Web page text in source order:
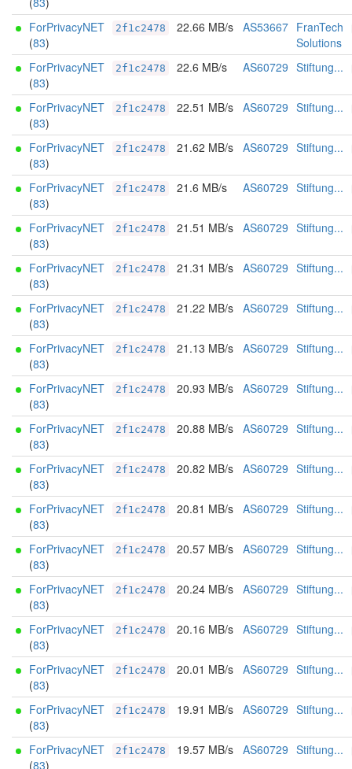
ForPrivacyNET
(83)
2f1c2478 22.66 MB/s AS53667 FranTech
Solutions
ForPrivacyNET
(83)
2f1c2478 22.6 MB/s AS60729 Stiftung...
ForPrivacyNET
(83)
2f1c2478 22.51 MB/s AS60729 Stiftung...
ForPrivacyNET
(83)
2f1c2478 21.62 MB/s AS60729 Stiftung...
ForPrivacyNET
(83)
2f1c2478 21.6 MB/s AS60729 Stiftung...
ForPrivacyNET
(83)
2f1c2478 21.51 MB/s AS60729 Stiftung...
ForPrivacyNET
(83)
2f1c2478 21.31 MB/s AS60729 Stiftung...
ForPrivacyNET
(83)
2f1c2478 21.22 MB/s AS60729 Stiftung...
ForPrivacyNET
(83)
2f1c2478 21.13 MB/s AS60729 Stiftung...
ForPrivacyNET
(83)
2f1c2478 20.93 MB/s AS60729 Stiftung...
ForPrivacyNET
(83)
2f1c2478 20.88 MB/s AS60729 Stiftung...
ForPrivacyNET
(83)
2f1c2478 20.82 MB/s AS60729 Stiftung...
ForPrivacyNET
(83)
2f1c2478 20.81 MB/s AS60729 Stiftung...
ForPrivacyNET
(83)
2f1c2478 20.57 MB/s AS60729 Stiftung...
ForPrivacyNET
(83)
2f1c2478 20.24 MB/s AS60729 Stiftung...
ForPrivacyNET
(83)
2f1c2478 20.16 MB/s AS60729 Stiftung...
ForPrivacyNET
(83)
2f1c2478 20.01 MB/s AS60729 Stiftung...
ForPrivacyNET
(83)
2f1c2478 19.91 MB/s AS60729 Stiftung...
ForPrivacyNET
(83)
2f1c2478 19.57 MB/s AS60729 Stiftung...